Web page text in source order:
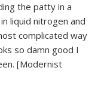
the patty in a
liquid nitrogen and
complicated way
so damn good I
[Modernist